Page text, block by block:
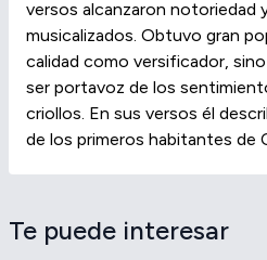
versos alcanzaron notoriedad
musicalizados. Obtuvo gran
calidad como versificador,
ser portavoz de los
criollos. En sus versos él
de los primeros habitantes de
Te puede interesar